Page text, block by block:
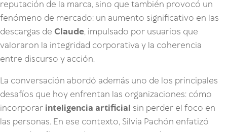
reputación de la marca, sino que también provocó un
fenómeno de mercado: un aumento significativo en las
descargas de Claude, impulsado por usuarios que
valoraron la integridad corporativa y la coherencia
entre discurso y acción.
La conversación abordó además uno de los principales
desafíos que hoy enfrentan las organizaciones: cómo
incorporar inteligencia artificial sin perder el foco en
las personas. En ese contexto, Silvia Pachón enfatizó